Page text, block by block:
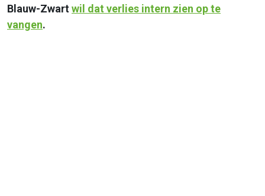
Blauw-Zwartwil dat verlies intern zien op te
vangen.